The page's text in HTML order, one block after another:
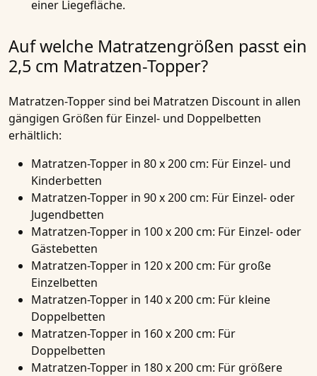
einer Liegefläche.
Auf welche Matratzengrößen passt ein
2,5 cm Matratzen-Topper?
Matratzen-Topper sind bei Matratzen Discount in allen
gängigen Größen für Einzel- und Doppelbetten
erhältlich:
Matratzen-Topper in 80 x 200 cm: Für Einzel- und
Kinderbetten
Matratzen-Topper in 90 x 200 cm: Für Einzel- oder
Jugendbetten
Matratzen-Topper in 100 x 200 cm: Für Einzel- oder
Gästebetten
Matratzen-Topper in 120 x 200 cm: Für große
Einzelbetten
Matratzen-Topper in 140 x 200 cm: Für kleine
Doppelbetten
Matratzen-Topper in 160 x 200 cm: Für
Doppelbetten
Matratzen-Topper in 180 x 200 cm: Für größere